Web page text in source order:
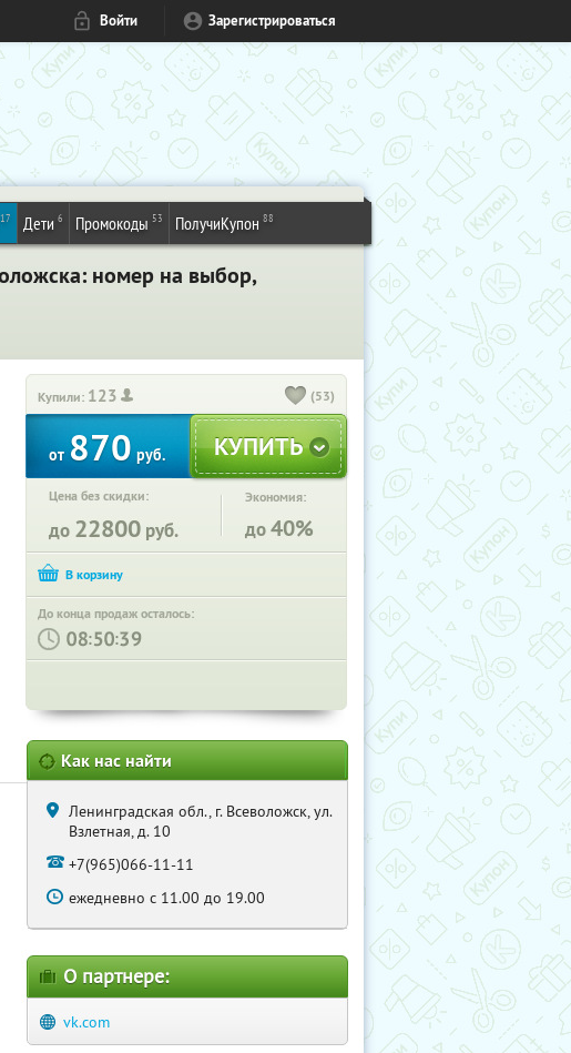
Войти Зарегистрироваться
17 Дети 6 Промокоды 53 ПолучиКупон 88
номер на выбор,
Купили: 123 (53)
от870руб.
Цена без скидки:
до 22800 руб.
Экономия:
до40%
До конца продаж осталось:
: :
Как нас найти
Ленинградская обл., г. Всеволожск, ул.
Взлетная, д. 10
+7(965)066-11-11
ежедневно с 11.00 до 19.00
О партнере:
vk.com